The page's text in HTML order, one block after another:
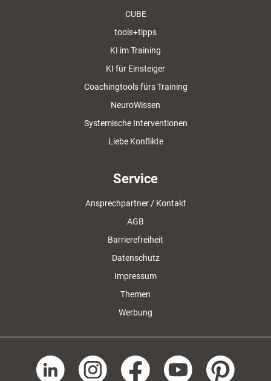
CUBE
tools+tipps
KI im Training
KI für Einsteiger
Coachingtools fürs Training
NeuroWissen
Systemische Interventionen
Liebe Konflikte
Service
Ansprechpartner / Kontakt
AGB
Barrierefreiheit
Datenschutz
Impressum
Themen
Werbung